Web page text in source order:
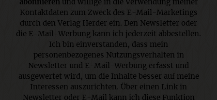
abonnierenund willige in die Verwendung meiner
Kontaktdaten zum Zweck des E-Mail-Marketings
durch den Verlag Herder ein. Den Newsletter oder
die E-Mail-Werbung kann ich jederzeit abbestellen.
Ich bin einverstanden, dass mein
personenbezogenes Nutzungsverhalten in
Newsletter und E-Mail-Werbung erfasst und
ausgewertet wird, um die Inhalte besser auf meine
Interessen auszurichten. Über einen Link in
Newsletter oder E-Mail kann ich diese Funktion